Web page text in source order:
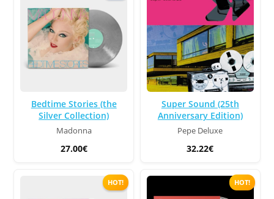
Bedtime Stories (the
Silver Collection)
Madonna
27.00€
Super Sound (25th
Anniversary Edition)
Pepe Deluxe
32.22€
HOT! HOT!